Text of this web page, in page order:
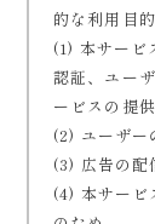
的な利用目
(1) 本サービ
認証、ユー
ービスの提
(2) ユーザー
(3) 広告の配
(4) 本サービ